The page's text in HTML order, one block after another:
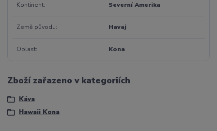
Kontinent Severní Amerika
Země původu Havaj
Oblast Kona
Zboží zařazeno v kategoriích
Káva
Hawaii Kona